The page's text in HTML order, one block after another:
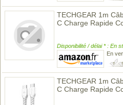
TECHGEAR 1m
C Charge Rapide
Disponibilité / délai * : En
En
TECHGEAR 1m
C Charge Rapide